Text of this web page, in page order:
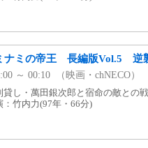
ナミの帝王 長編版Vol.5 逆
～ 00:10 （映画・chNECO）
貸し・萬田銀次郎と宿命の敵との
：竹内力(97年・66分)